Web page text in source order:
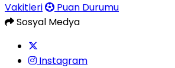
Vakitleri
Puan Durumu
Sosyal Medya
Instagram